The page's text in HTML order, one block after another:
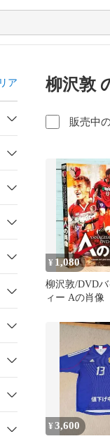
ア 柳沢敦
販売中
¥ 1,080
柳沢敦/DVD
ィー Aの肖像
¥3,600